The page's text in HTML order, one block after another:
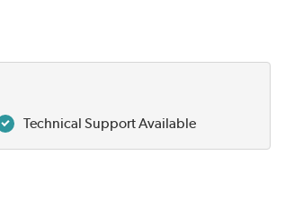
Technical Support Available